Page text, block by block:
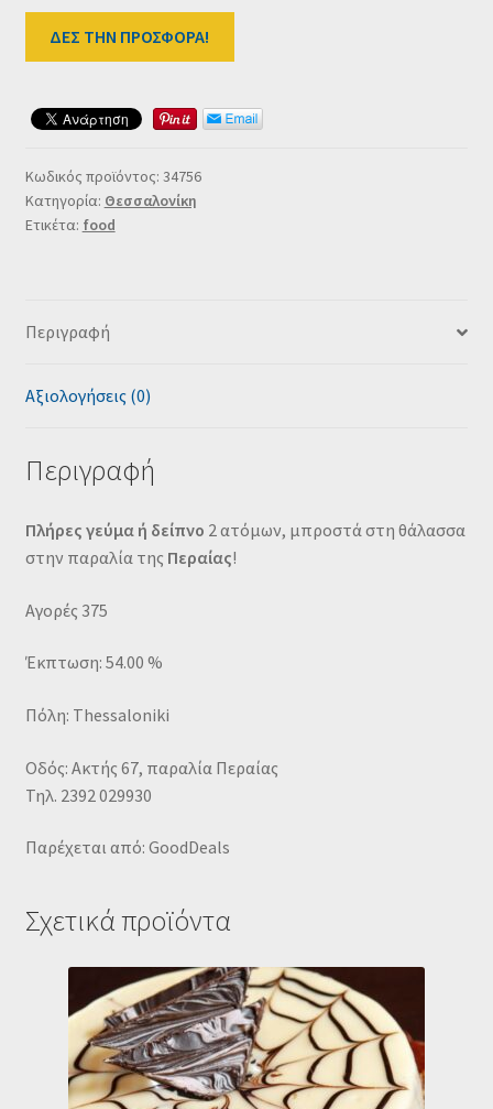
ΔΕΣ ΤΗΝ ΠΡΟΣΦΟΡΑ!
Κωδικός προϊόντος: 34756
Κατηγορία: Θεσσαλονίκη
Ετικέτα: food
Περιγραφή
Αξιολογήσεις (0)
Περιγραφή
Πλήρες γεύμα ή δείπνο 2 ατόμων, μπροστά στη θάλασσα
στην παραλία της Περαίας!
Αγορές 375
Έκπτωση: 54.00 %
Πόλη: Thessaloniki
Οδός: Ακτής 67, παραλία Περαίας
Τηλ. 2392 029930
Παρέχεται από: GoodDeals
Σχετικά προϊόντα